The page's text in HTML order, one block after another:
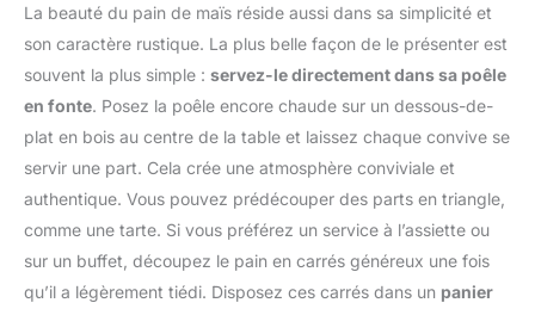
poudre d'œufs est
fabriquée en Europe à
partir d'œufs de poules
additifs ni conservateurs.
Vous pouvez être sûr de
bénéficier de la pureté
des vrais œufs dans
chaque cuillère.
réaliserez des économies
d'énergie MANCHE
ERGONOMIQUE: Son joli
design en noir avec des
combiné à ses
caractéristiques
ergonomiques facilite la
prise en main et la
pendant la cuisson
COLLECTION PRIOR:
vie; le fond à induction
permet une répartition
équitable de la chaleur
sur toute la surface
Surface antiadhésive :
Ces poêles sont
élaborées avec un
Platinum Plus sans PFOA
qui empêche les aliments
de coller au fond, pour
de délicieuses recettes
La beauté du pain de maïs réside aussi dans sa simplicité et
son caractère rustique. La plus belle façon de le présenter est
souvent la plus simple : servez-le directement dans sa poêle
en fonte. Posez la poêle encore chaude sur un dessous-de-
plat en bois au centre de la table et laissez chaque convive se
servir une part. Cela crée une atmosphère conviviale et
authentique. Vous pouvez prédécouper des parts en triangle,
comme une tarte. Si vous préférez un service à l’assiette ou
sur un buffet, découpez le pain en carrés généreux une fois
qu’il a légèrement tiédi. Disposez ces carrés dans un panier